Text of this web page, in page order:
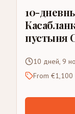
10-
пустыня
10 дней, 9
From €1,100